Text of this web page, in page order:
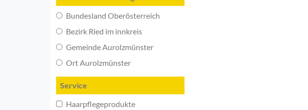
Bundesland Oberösterreich
Bezirk Ried im innkreis
Gemeinde Aurolzmünster
Ort Aurolzmünster
Service
Haarpflegeprodukte